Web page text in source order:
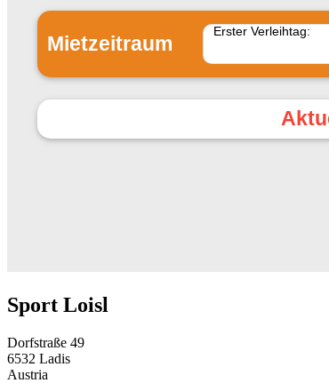
Sport Loisl
Dorfstraße 49
6532 Ladis
Austria